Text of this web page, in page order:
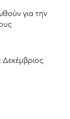
για την